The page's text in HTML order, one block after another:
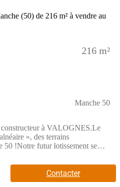
216 m²
Manche 50
à VALOGNES.Le
», des terrains
50 !Notre futur lotissement se
de constructeur et viabilisés. La
va de 216 à 429 m2, de
vous ressemble vraiment !Pour
Contacter